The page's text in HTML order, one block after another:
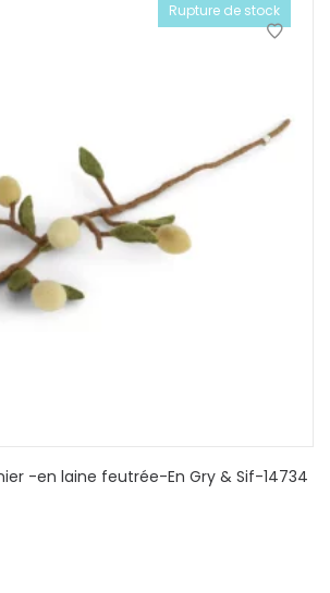
Rupture de stock
-en laine feutrée-En Gry & Sif-14734